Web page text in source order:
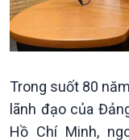
Kinh tế
Tin Kinh tế
Trước giờ mở cửa
Dòng chảy Kinh tế
Sức sống hàng Việt
Khởi nghiệp
Trong suốt 80
lãnh đạo của
Hồ Chí Minh,